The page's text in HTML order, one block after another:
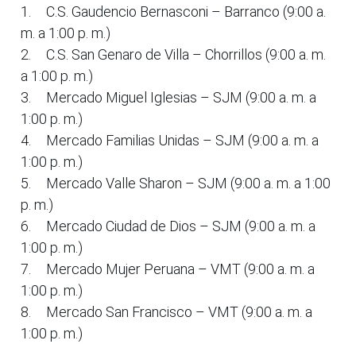
1.
C.S. Gaudencio Bernasconi – Barranco (9:00 a.
m. a 1:00 p. m.)
2.
C.S. San Genaro de Villa – Chorrillos (9:00 a. m.
a 1:00 p. m.)
3.
Mercado Miguel Iglesias – SJM (9:00 a. m. a
1:00 p. m.)
4.
Mercado Familias Unidas – SJM (9:00 a. m. a
1:00 p. m.)
5.
Mercado Valle Sharon – SJM (9:00 a. m. a 1:00
p. m.)
6.
Mercado Ciudad de Dios – SJM (9:00 a. m. a
1:00 p. m.)
7.
Mercado Mujer Peruana – VMT (9:00 a. m. a
1:00 p. m.)
8.
Mercado San Francisco – VMT (9:00 a. m. a
1:00 p. m.)